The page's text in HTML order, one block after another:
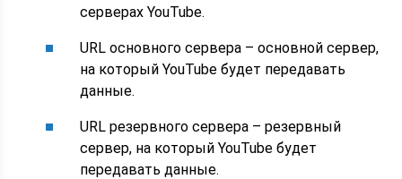
серверах YouTube.
URL основного сервера – основной сервер,
на который YouTube будет передавать
данные.
URL резервного сервера – резервный
сервер, на который YouTube будет
передавать данные.